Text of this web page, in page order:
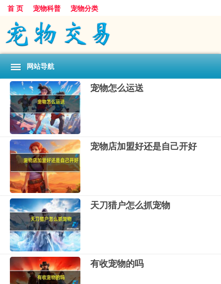
首 页 宠物科普 宠物分类
网站导航
宠物怎么运送
宠物店加盟好还是自己开好
天刀猎户怎么抓宠物
有收宠物的吗